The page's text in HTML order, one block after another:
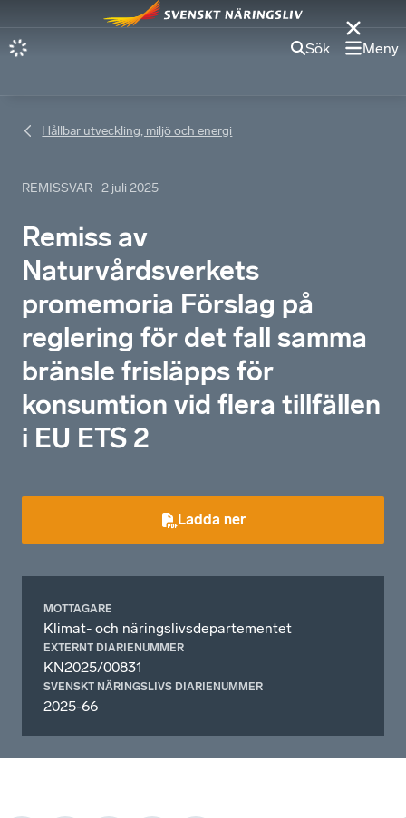
Sök Meny
Hållbar utveckling, miljö och energi
REMISSVAR 2 juli 2025
Remiss av
Naturvårdsverkets
promemoria Förslag på
reglering för det fall samma
bränsle frisläpps för
konsumtion vid flera tillfällen
i EU ETS 2
Ladda ner
MOTTAGARE
Klimat- och näringslivsdepartementet
EXTERNT DIARIENUMMER
KN2025/00831
SVENSKT NÄRINGSLIVS DIARIENUMMER
2025-66